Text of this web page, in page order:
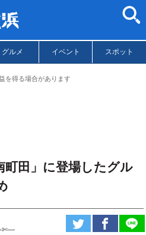
グルメ イベント スポット
を得る場合があります
町田」に登場したグル
-✄—